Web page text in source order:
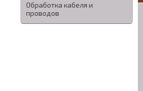
Обработка кабеля и
проводов